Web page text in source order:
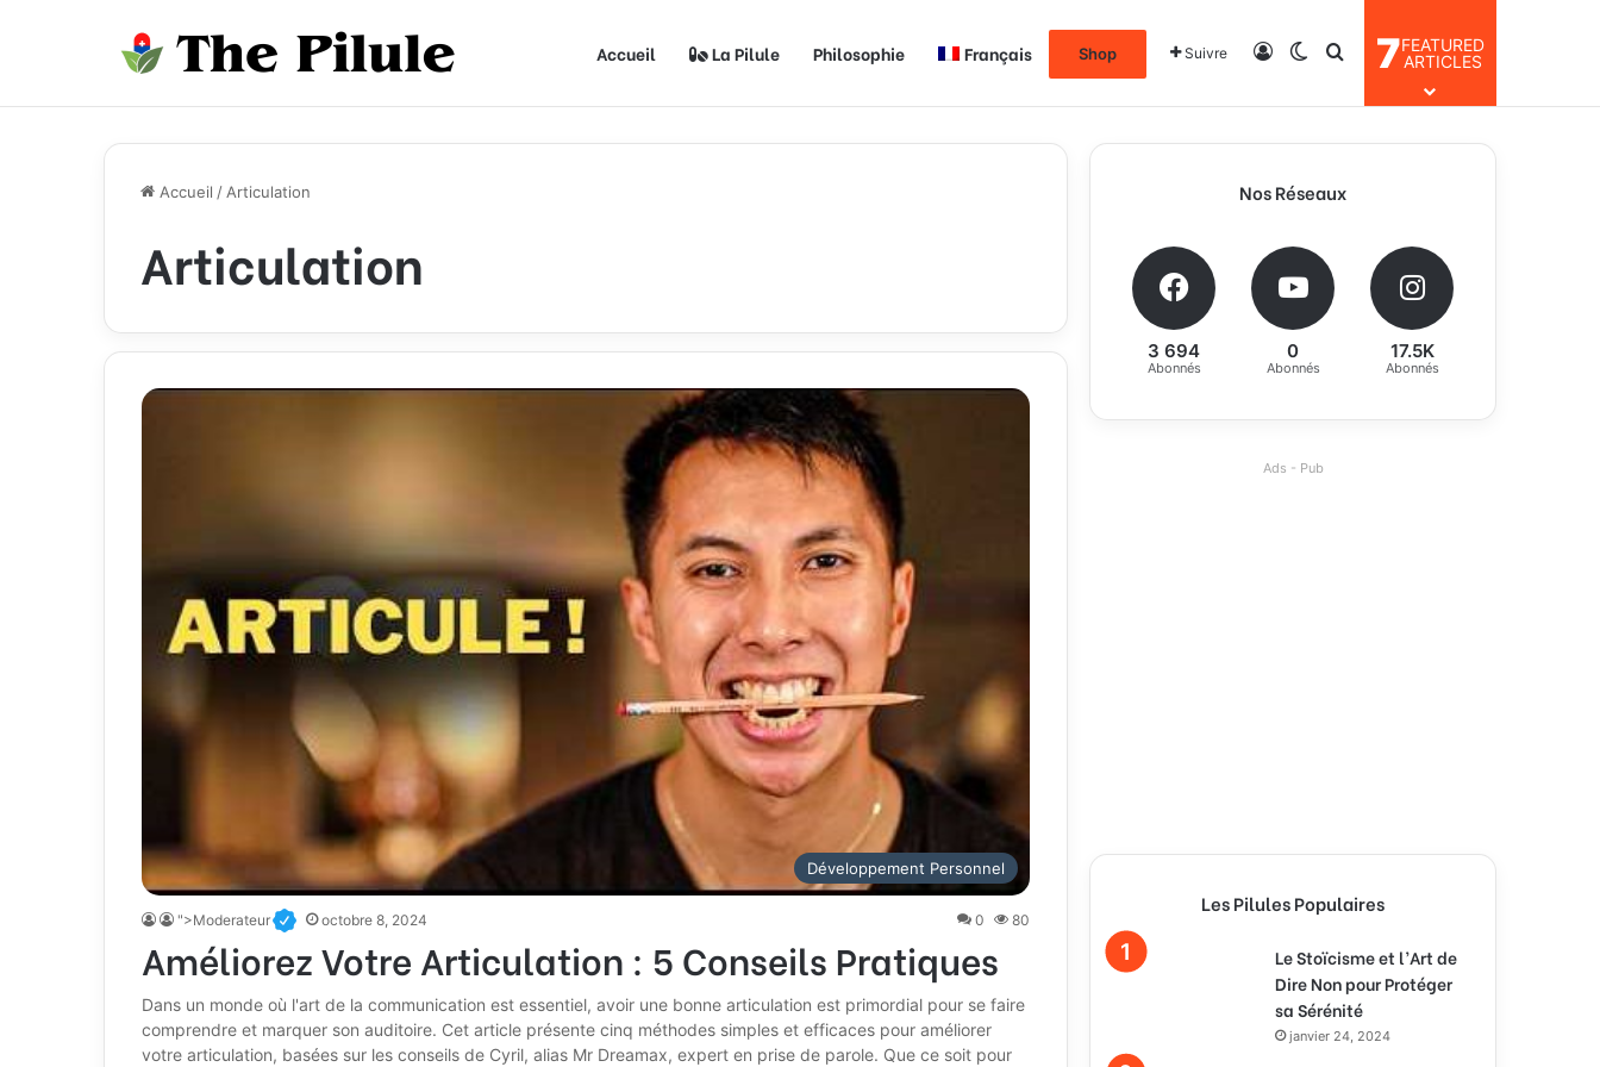
Accueil La Pilule Philosophie Français Shop Suivre ConnexionSwitch skin
Rechercher
7FEATURED
ARTICLES
Accueil / Articulation
Articulation
Développement Personnel
">Moderateur octobre 8, 2024 0 80
Améliorez Votre Articulation : 5 Conseils Pratiques
Dans un monde où l'art de la communication est essentiel, avoir une bonne articulation est primordial pour se faire
comprendre et marquer son auditoire. Cet article présente cinq méthodes simples et efficaces pour améliorer
votre articulation, basées sur les conseils de Cyril, alias Mr Dreamax, expert en prise de parole. Que ce soit pour
Nos Réseaux
3 694
Abonnés
0
Abonnés
17.5K
Abonnés
Ads - Pub
Les Pilules Populaires
Le Stoïcisme et l’Art de
Dire Non pour Protéger
sa Sérénité
janvier 24, 2024